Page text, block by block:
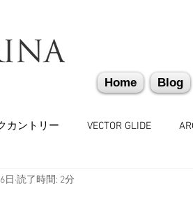
Home Blog
カントリー VECTOR GLIDE
らバックカントリー
日 読了時間: 2分